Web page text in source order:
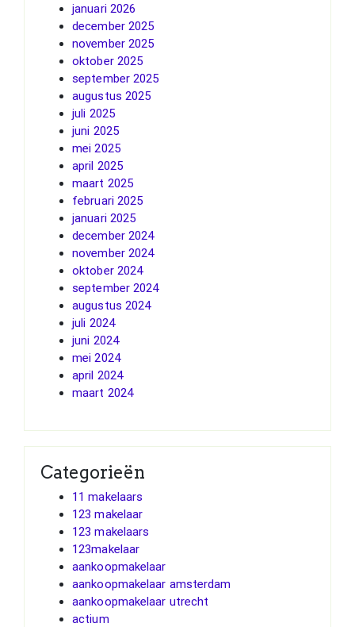
januari 2026
december 2025
november 2025
oktober 2025
september 2025
augustus 2025
juli 2025
juni 2025
mei 2025
april 2025
maart 2025
februari 2025
januari 2025
december 2024
november 2024
oktober 2024
september 2024
augustus 2024
juli 2024
juni 2024
mei 2024
april 2024
maart 2024
Categorieën
11 makelaars
123 makelaar
123 makelaars
123makelaar
aankoopmakelaar
aankoopmakelaar amsterdam
aankoopmakelaar utrecht
actium